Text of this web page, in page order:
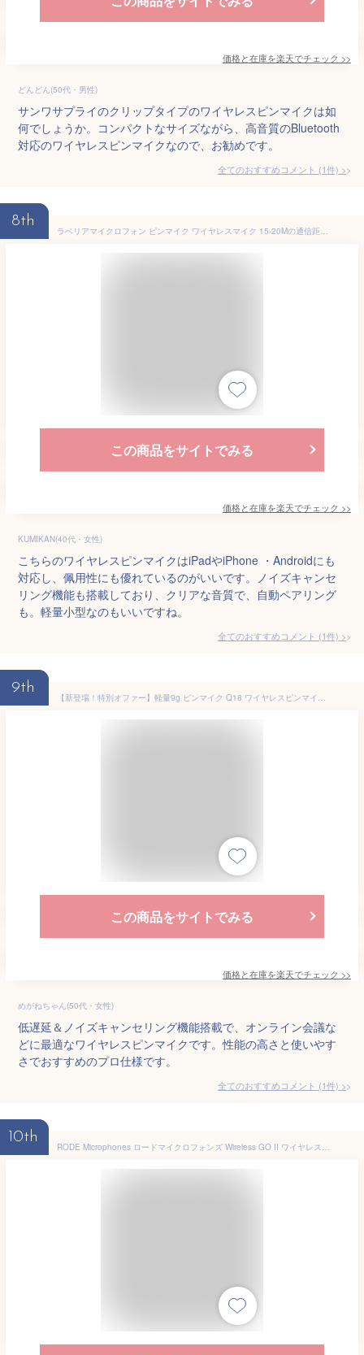
価格と在庫を楽天でチェック >>
どんどん(50代・男性)
サンワサプライのクリップタイプのワイヤレスピンマイクは如
何でしょうか。コンパクトなサイズながら、高音質のBluetooth
対応のワイヤレスピンマイクなので、お勧めです。
全てのおすすめコメント (1件) >
8th
ラベリアマイクロフォン ピンマイク ワイヤレスマイク 15-20Mの通信距離 ノイズキャンセリング レシーバー トランスミッター 2.4GHz iPhone ipad対応 Android携帯電話対応
この商品をサイトでみる
価格と在庫を楽天でチェック >>
KUMIKAN(40代・女性)
こちらのワイヤレスピンマイクはiPadやiPhone ・Androidにも
対応し、佩用性にも優れているのがいいです。ノイズキャンセ
リング機能も搭載しており、クリアな音質で、自動ペアリング
も。軽量小型なのもいいですね。
全てのおすすめコメント (1件) >
9th
【新登場！特別オファー】軽量9g ピンマイク Q18 ワイヤレスピンマイク ワイヤレス オーディオ 軽量 ノイズキャンセリング機能 48kHz/116Bit 遠距離通信 Lightning Type-C対応 PC オンライン会議 Vlog撮影 Android iPhone15/16対応 人の声を確実に録音するならこれ！
この商品をサイトでみる
価格と在庫を楽天でチェック >>
めがねちゃん(50代・女性)
低遅延＆ノイズキャンセリング機能搭載で、オンライン会議な
どに最適なワイヤレスピンマイクです。性能の高さと使いやす
さでおすすめのプロ仕様です。
全てのおすすめコメント (1件) >
10th
RODE Microphones ロードマイクロフォンズ Wireless GO II ワイヤレス ゴー II デュアルチャンネルワイヤレスマイクシステム WIGOII